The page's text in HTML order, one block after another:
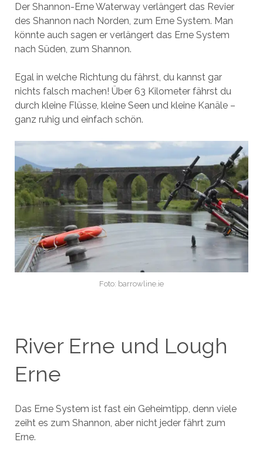
Der Shannon-Erne Waterway verlängert das Revier
des Shannon nach Norden, zum Erne System. Man
könnte auch sagen er verlängert das Erne System
nach Süden, zum Shannon.
Egal in welche Richtung du fährst, du kannst gar
nichts falsch machen! Über 63 Kilometer fährst du
durch kleine Flüsse, kleine Seen und kleine Kanäle –
ganz ruhig und einfach schön.
Foto: barrowline.ie
River Erne und Lough
Erne
Das Erne System ist fast ein Geheimtipp, denn viele
zeiht es zum Shannon, aber nicht jeder fährt zum
Erne.